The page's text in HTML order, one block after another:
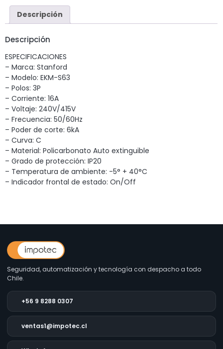
Descripción
Descripción
ESPECIFICACIONES
– Marca: Stanford
– Modelo: EKM-S63
– Polos: 3P
– Corriente: 16A
– Voltaje: 240V/415V
– Frecuencia: 50/60Hz
– Poder de corte: 6kA
– Curva: C
– Material: Policarbonato Auto extinguible
– Grado de protección: IP20
– Temperatura de ambiente: -5° + 40°C
– Indicador frontal de estado: On/Off
Seguridad, automatización y tecnología con despacho a todo
Chile.
+56 9 8288 0307
ventas1@impotec.cl